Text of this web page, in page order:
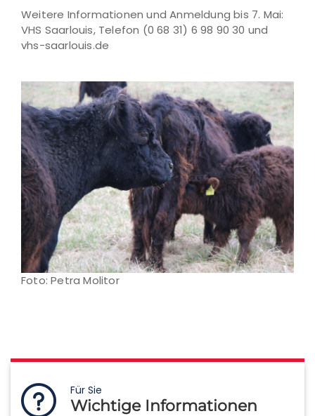
Weitere Informationen und Anmeldung bis 7. Mai:
VHS Saarlouis, Telefon (0 68 31) 6 98 90 30 und
vhs-saarlouis.de
Foto: Petra Molitor
Für Sie
Wichtige Informationen